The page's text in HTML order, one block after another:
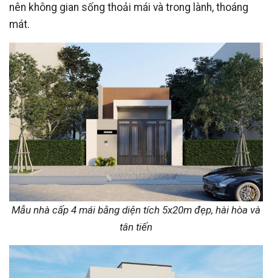
nên không gian sống thoải mái và trong lành, thoáng
mát.
Mẫu nhà cấp 4 mái bằng diện tích 5x20m đẹp, hài hòa và
tân tiến